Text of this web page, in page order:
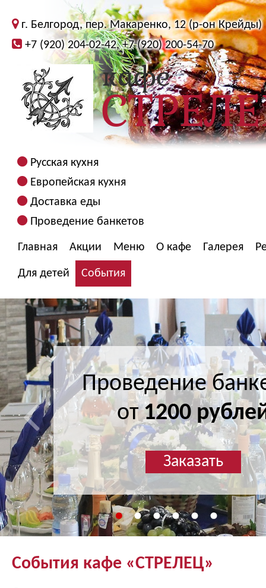
г. Белгород, пер. Макаренко, 12 (р-он Крейды)
+7 (920) 204-02-42, +7 (920) 200-54-70
Русская кухня
Европейская кухня
Доставка еды
Проведение банкетов
Главная Акции Меню О кафе Галерея
Для детей События
Проведение
от1200
Заказать
Проведение
от1200
Заказать
События кафе «СТРЕЛЕЦ»